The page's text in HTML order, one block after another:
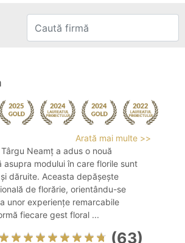
Arată mai multe >>
Neamț a adus o nouă
asupra modului în care florile sunt
dăruite. Aceasta depășește
de florărie, orientându-se
unor experiențe remarcabile
fiecare gest floral ...
(63)